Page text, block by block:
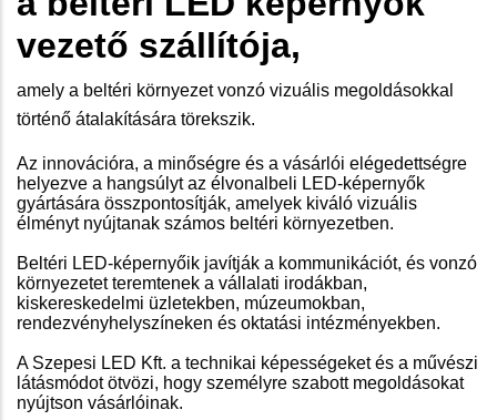
vezető szállítója,
amely a beltéri környezet vonzó vizuális megoldásokkal
történő átalakítására törekszik.
Az innovációra, a minőségre és a vásárlói elégedettségre
helyezve a hangsúlyt az élvonalbeli LED-képernyők
gyártására összpontosítják, amelyek kiváló vizuális
élményt nyújtanak számos beltéri környezetben.
Beltéri LED-képernyőik javítják a kommunikációt, és vonzó
környezetet teremtenek a vállalati irodákban,
kiskereskedelmi üzletekben, múzeumokban,
rendezvényhelyszíneken és oktatási intézményekben.
A Szepesi LED Kft. a technikai képességeket és a művészi
látásmódot ötvözi, hogy személyre szabott megoldásokat
nyújtson vásárlóinak.